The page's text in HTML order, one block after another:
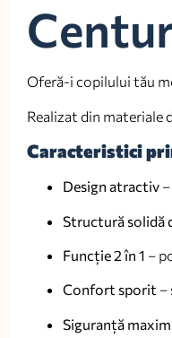
Oferă-i copilului tău
Realizat din materiale
Caracteristici
Design atractiv
Structură solidă
Funcție 2 în 1 –
Confort sporit –
Siguranță